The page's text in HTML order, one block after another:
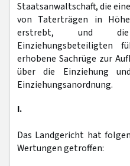
Staatsanwaltschaft, die
von Taterträgen in
erstrebt, und
Einziehungsbeteiligten
erhobene Sachrüge zur
über die Einziehung
Einziehungsanordnung.
I.
Das Landgericht hat
Wertungen getroffen: